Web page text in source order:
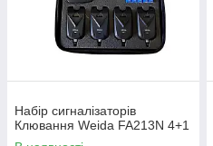
Набір сигналізаторів
Клювання Weida FA213N 4+1